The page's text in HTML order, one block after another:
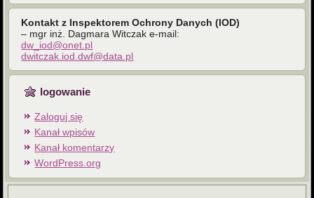
Kontakt z Inspektorem Ochrony Danych (IOD)
– mgr inż. Dagmara Witczak e-mail:
dw_iod@onet.pl
dwitczak.iod.dwf@data.pl
logowanie
Zaloguj się
Kanał wpisów
Kanał komentarzy
WordPress.org